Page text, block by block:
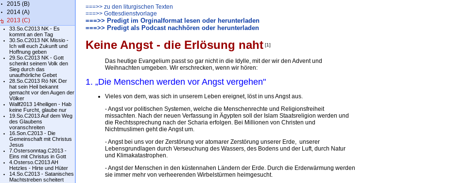
2015 (B)
2014 (A)
2013 (C)
33.So.C2013 NK - Es
kommt an den Tag
30.So.C2013 NK Missio -
Ich will euch Zukunft und
Hoffnung geben
29.So.C2013 NK - Gott
schenkt seinem Volk den
Sieg durch das
unaufhörliche Gebet
28.So.C2013 Rö NK Der
hat sein Heil bekannt
gemacht vor den Augen der
Völker
Wallf2013 14heiligen - Hab
keine Furcht, glaube nur
19.So.C2013 Auf dem Weg
des Glaubens
voranschreiten
16.Son.C2013 - Die
Gemeinschaft mit Christus
Jesus
7.Ostersonntag.C2013 -
Eins mit Christus in Gott
4.Osterso.C2013 AH
Hetzles - Hirte und Hüter
14.So.C2013 - Satanisches
Machtstreben scheitert
===>> zu den liturgischen Texten
===>> Gottesdienstvorlage
===>> Predigt im Orginalformat lesen oder herunterladen
===>> Predigt als Podcast nachhören oder herunterladen
Keine Angst - die Erlösung naht [1]
Das heutige Evangelium passt so gar nicht in die Idylle, mit der wir den Advent und
Weihnachten umgeben. Wir erschrecken, wenn wir hören:
1. „Die Menschen werden vor Angst vergehen"
Vieles von dem, was sich in unserem Leben ereignet, löst in uns Angst aus.
- Angst vor politischen Systemen, welche die Menschenrechte und Religionsfreiheit
missachten. Nach der neuen Verfassung in Ägypten soll der Islam Staatsreligion werden und
die Rechtssprechung nach der Scharia erfolgen. Bei Millionen von Christen und
Nichtmuslimen geht die Angst um.
- Angst bei uns vor der Zerstörung vor atomarer Zerstörung unserer Erde, unserer
Lebensgrundlagen durch Verseuchung des Wassers, des Bodens und der Luft, durch Natur
und Klimakatastrophen.
- Angst der Menschen in den küstennahen Ländern der Erde. Durch die Erderwärmung werden
sie immer mehr von verheerenden Wirbelstürmen heimgesucht.